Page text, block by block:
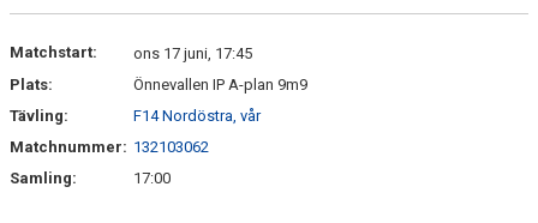
KONTAKT
Matchstart:
ons 17 juni, 17:45
Plats:
Önnevallen IP A-plan 9m9
Tävling:
F14 Nordöstra, vår
Matchnummer: 132103062
Samling:
17:00